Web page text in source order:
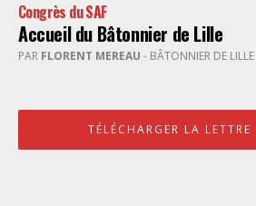
Congrès du SAF
Accueil du Bâtonnier de Lille
PAR FLORENT MEREAU
TÉLÉCHARGER LA LETTRE